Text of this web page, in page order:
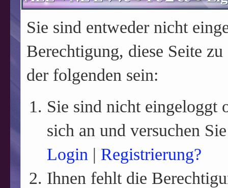
Sie sind entweder nicht
Berechtigung, diese Seite
der folgenden sein:
Sie sind nicht eingeloggt
sich an und versuchen
Login | Registrierung?
Ihnen fehlt die